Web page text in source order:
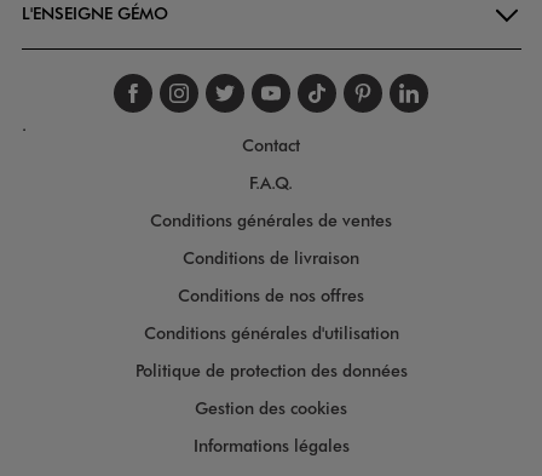
L'ENSEIGNE GÉMO
Suivez-nous sur
Suivez-nous sur
Suivez-nous sur
Suivez-nous
Suivez-nous
Suivez-
.
Contact
F.A.Q.
Conditions générales de ventes
Conditions de livraison
Conditions de nos offres
Conditions générales d'utilisation
Politique de protection des données
Gestion des cookies
Informations légales